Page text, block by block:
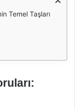
Temel Taşları